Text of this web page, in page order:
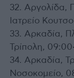
32. Αργολίδα,
Ιατρείο
33. Αρκαδία,
Τρίπολη,
34. Αρκαδία,
Νοσοκομείο,